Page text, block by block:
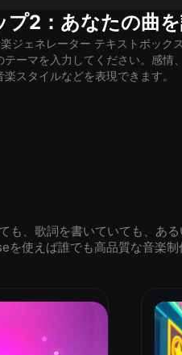
プ2：あなたの曲
ジェネレーター テキストボック
テーマを入力してください。感情
楽スタイルなどを表現できます。
も、歌詞を書いていても、あ
を使えば誰でも高品質な音楽制